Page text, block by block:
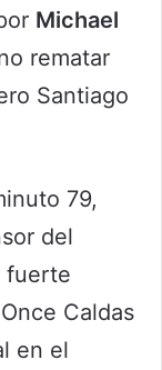
Michael
rematar
Santiago
79,
del
fuerte
Caldas
en el